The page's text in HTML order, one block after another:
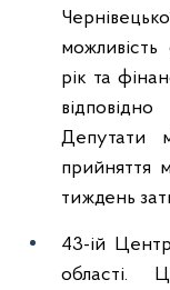
рік та
Депутати
прийняття
тиждень
43-ій
області.